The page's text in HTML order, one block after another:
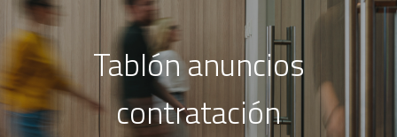
Tablón anuncios
contratación